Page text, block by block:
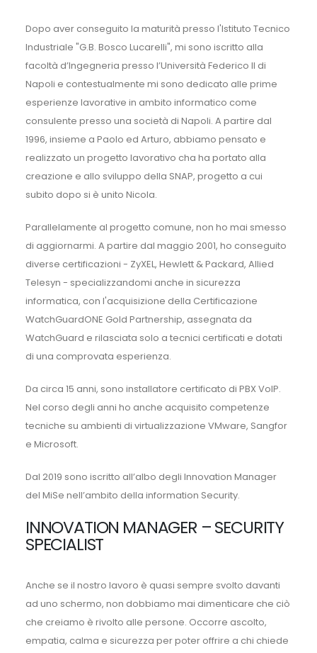
Dopo aver conseguito la maturità presso l'Istituto Tecnico
Industriale "G.B. Bosco Lucarelli", mi sono iscritto alla
facoltà d’Ingegneria presso l’Università Federico II di
Napoli e contestualmente mi sono dedicato alle prime
esperienze lavorative in ambito informatico come
consulente presso una società di Napoli. A partire dal
1996, insieme a Paolo ed Arturo, abbiamo pensato e
realizzato un progetto lavorativo cha ha portato alla
creazione e allo sviluppo della SNAP, progetto a cui
subito dopo si è unito Nicola.
Parallelamente al progetto comune, non ho mai smesso
di aggiornarmi. A partire dal maggio 2001, ho conseguito
diverse certificazioni - ZyXEL, Hewlett & Packard, Allied
Telesyn - specializzandomi anche in sicurezza
informatica, con l'acquisizione della Certificazione
WatchGuardONE Gold Partnership, assegnata da
WatchGuard e rilasciata solo a tecnici certificati e dotati
di una comprovata esperienza.
Da circa 15 anni, sono installatore certificato di PBX VoIP.
Nel corso degli anni ho anche acquisito competenze
tecniche su ambienti di virtualizzazione VMware, Sangfor
e Microsoft.
Dal 2019 sono iscritto all’albo degli Innovation Manager
del MiSe nell’ambito della information Security.
INNOVATION MANAGER – SECURITY
SPECIALIST
Anche se il nostro lavoro è quasi sempre svolto davanti
ad uno schermo, non dobbiamo mai dimenticare che ciò
che creiamo è rivolto alle persone. Occorre ascolto,
empatia, calma e sicurezza per poter offrire a chi chiede